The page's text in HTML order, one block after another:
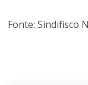
Fonte: Sindifisco